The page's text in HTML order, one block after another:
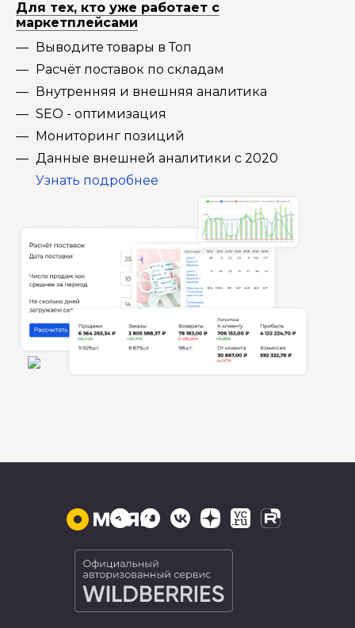
Для тех, кто уже работает с
маркетплейсами
Выводите товары в Топ
Расчёт поставок по складам
Внутренняя и внешняя аналитика
SEO - оптимизация
Мониторинг позиций
Данные внешней аналитики с 2020
Узнать подробнее